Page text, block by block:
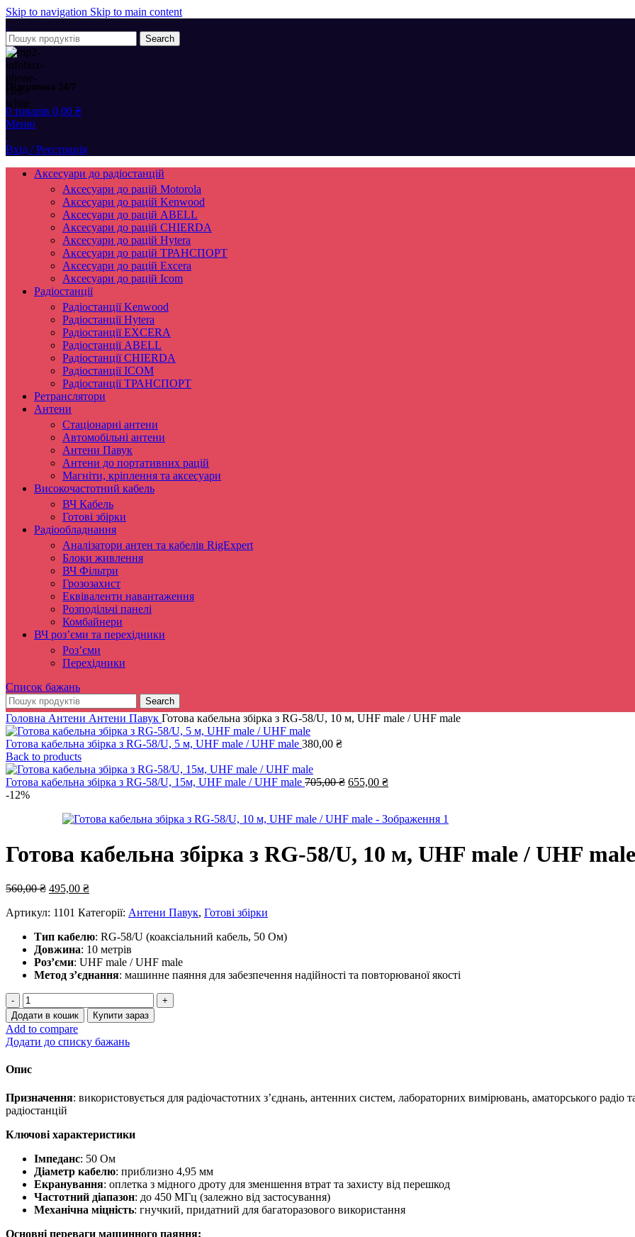
Skip to navigation Skip to main content
Search
Підтримка 24/7
0 товарів 0,00 ₴
Меню
Вхід / Реєстрація
Аксесуари до радіостанцій
Аксесуари до рацій Motorola
Аксесуари до рацій Kenwood
Аксесуари до рацій ABELL
Аксесуари до рацій CHIERDA
Аксесуари до рацій Hytera
Аксесуари до рацій ТРАНСПОРТ
Аксесуари до рацій Excera
Аксесуари до рацій Icom
Радіостанції
Радіостанції Kenwood
Радіостанції Hytera
Радіостанції EXCERA
Радіостанції ABELL
Радіостанції CHIERDA
Радіостанції ICOM
Радіостанції ТРАНСПОРТ
Ретранслятори
Антени
Стаціонарні антени
Автомобільні антени
Антени Павук
Антени до портативних рацій
Магніти, кріплення та аксесуари
Високочастотний кабель
ВЧ Кабель
Готові збірки
Радіообладнання
Аналізатори антен та кабелів RigExpert
Блоки живлення
ВЧ Фільтри
Грозозахист
Еквіваленти навантаження
Розподільчі панелі
Комбайнери
ВЧ роз’єми та перехідники
Роз’єми
Перехідники
Список бажань
Search
Головна Антени Антени Павук Готова кабельна збірка з RG-58/U, 10 м, UHF male / UHF male
Готова кабельна збірка з RG-58/U, 5 м, UHF male / UHF male 380,00 ₴
Back to products
Готова кабельна збірка з RG-58/U, 15м, UHF male / UHF male 705,00₴ Оригінальна
655,00 ₴Поточна
-12%
Готова кабельна збірка з RG-58/U, 10 м, UHF male / UHF male
560,00₴ Оригінальна
560,00 ₴.
495,00 ₴Поточна
495,00 ₴.
Артикул: 1101 Категорії: Антени Павук, Готові збірки
Тип кабелю: RG-58/U (коаксіальний кабель, 50 Ом)
Довжина: 10 метрів
Роз’єми: UHF male / UHF male
Метод з’єднання: машинне паяння для забезпечення надійності та повторюваної якості
Готова
кабельна
збірка
з
RG-
10
UHF
male
UHF
кількість
Додати в кошик Купити зараз
Add to compare
Додати до списку бажань
Опис
Призначення: використовується для радіочастотних з’єднань, антенних систем, лабораторних вимірювань, аматорського
радіостанцій
Ключові характеристики
Імпеданс: 50 Ом
Діаметр кабелю: приблизно 4,95 мм
Екранування: оплетка з мідного дроту для зменшення втрат та захисту від перешкод
Частотний діапазон: до 450 МГц (залежно від застосування)
Механічна міцність: гнучкий, придатний для багаторазового використання
Основні переваги машинного паяння: